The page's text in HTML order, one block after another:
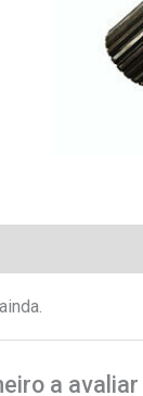
a avaliar